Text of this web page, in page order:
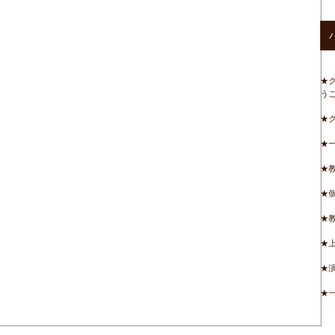
★
う
★
★
★
★
★
★
★
★